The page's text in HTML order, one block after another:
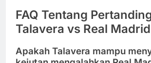
FAQ Tentang
Talavera vs Real Madrid
Apakah Talavera mampu